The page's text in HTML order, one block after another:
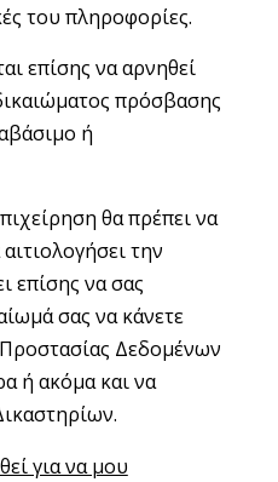
του πληροφορίες.
επίσης να αρνηθεί
πρόσβασης
ή
θα πρέπει να
την
επίσης να σας
σας να κάνετε
Δεδομένων
ή ακόμα και να
για να μου